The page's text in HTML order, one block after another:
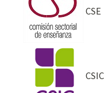
CSE
CSIC